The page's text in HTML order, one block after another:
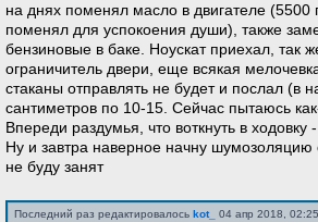
на днях поменял масло в двигателе
поменял для успокоения души), также
бензиновые в баке. Ноускат приехал,
ограничитель двери, еще всякая
стаканы отправлять не будет и послал (в
сантиметров по 10-15. Сейчас пытаюсь
Впереди раздумья, что воткнуть в ходовку
Ну и завтра наверное начну
не буду занят
Последний раз редактировалось kot_ 04 апр 2018,